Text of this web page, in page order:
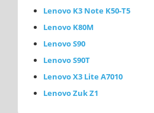
Lenovo K3 Note K50-T5
Lenovo K80M
Lenovo S90
Lenovo S90T
Lenovo X3 Lite A7010
Lenovo Zuk Z1